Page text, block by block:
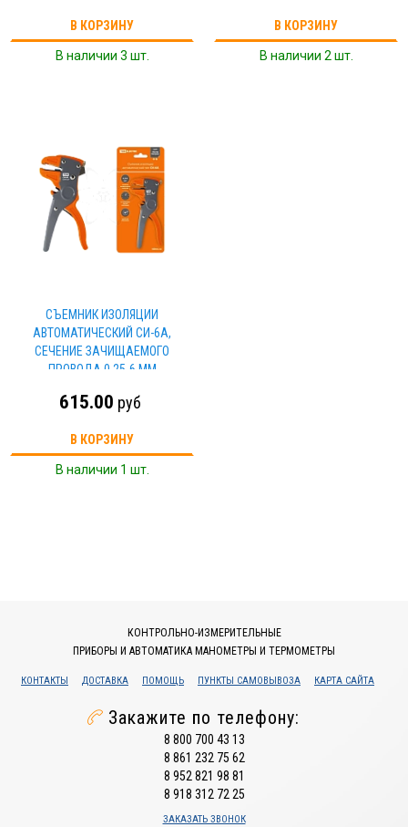
В КОРЗИНУ
В наличии 3 шт.
В КОРЗИНУ
В наличии 2 шт.
СЪЕМНИК ИЗОЛЯЦИИ
АВТОМАТИЧЕСКИЙ СИ-6А,
СЕЧЕНИЕ ЗАЧИЩАЕМОГО
ПРОВОДА 0,25-6 ММ
615.00 руб
В КОРЗИНУ
В наличии 1 шт.
КОНТРОЛЬНО-ИЗМЕРИТЕЛЬНЫЕ
ПРИБОРЫ И АВТОМАТИКА МАНОМЕТРЫ И ТЕРМОМЕТРЫ
КОНТАКТЫ ДОСТАВКА ПОМОЩЬ ПУНКТЫ САМОВЫВОЗА КАРТА САЙТА
Закажите по телефону:
8 800 700 43 13
8 861 232 75 62
8 952 821 98 81
8 918 312 72 25
ЗАКАЗАТЬ ЗВОНОК